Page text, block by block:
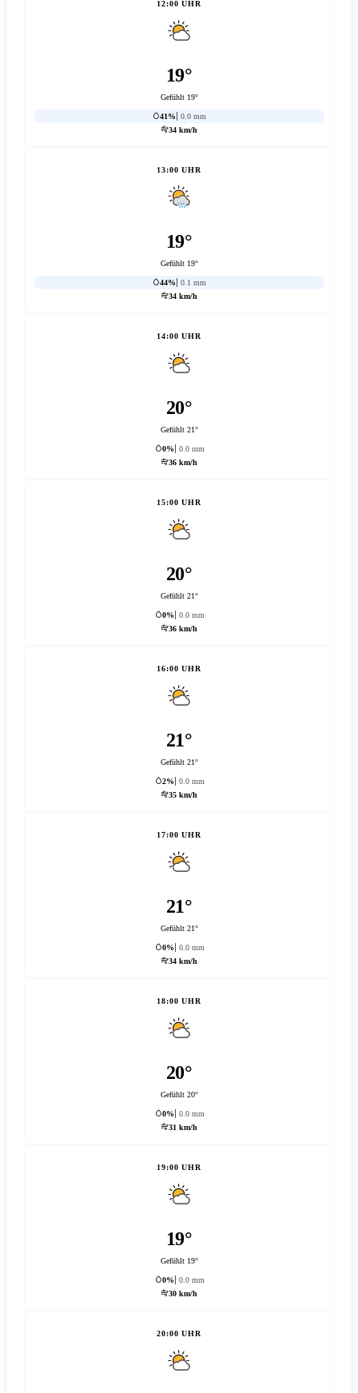
12:00 UHR
19°
Gefühlt 19°
41%
0.0 mm
34 km/h
13:00 UHR
19°
Gefühlt 19°
44%
0.1 mm
34 km/h
14:00 UHR
20°
Gefühlt 21°
0%
0.0 mm
36 km/h
15:00 UHR
20°
Gefühlt 21°
0%
0.0 mm
36 km/h
16:00 UHR
21°
Gefühlt 21°
2%
0.0 mm
35 km/h
17:00 UHR
21°
Gefühlt 21°
0%
0.0 mm
34 km/h
18:00 UHR
20°
Gefühlt 20°
0%
0.0 mm
31 km/h
19:00 UHR
19°
Gefühlt 19°
0%
0.0 mm
30 km/h
20:00 UHR